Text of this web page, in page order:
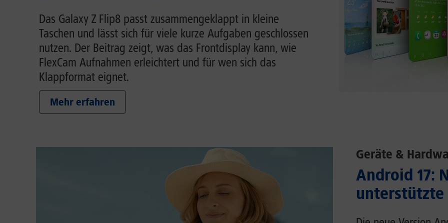
Das Galaxy Z Flip8 passt zusammengeklappt in kleine
Taschen und lässt sich für viele kurze Aufgaben geschlossen
nutzen. Der Beitrag zeigt, was das Frontdisplay kann, wie
FlexCam Aufnahmen erleichtert und für wen sich das
Klappformat eignet.
Mehr erfahren
Geräte &
Android 17:
unterstützte